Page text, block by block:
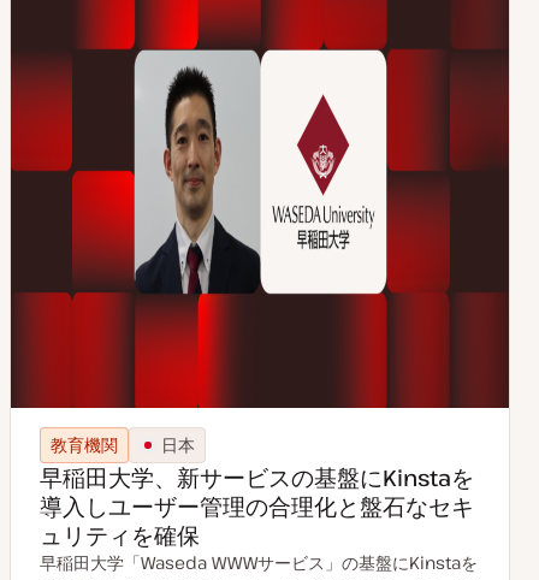
教育機関 日本
早稲田大学、新サービスの基盤にKinstaを
導入しユーザー管理の合理化と盤石なセキ
ュリティを確保
早稲田大学「Waseda WWWサービス」の基盤にKinstaを